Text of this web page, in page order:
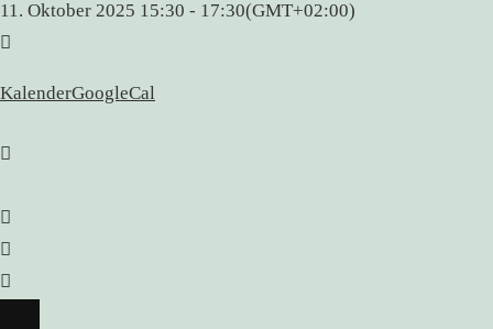
11. Oktober 2025 15:30 - 17:30(GMT+02:00)
KalenderGoogleCal